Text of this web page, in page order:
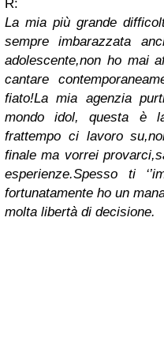
R:
La mia più grande
sempre imbarazzata
adolescente,non ho mai
cantare
fiato!La mia agenzia
mondo idol, questa è
frattempo ci lavoro
finale ma vorrei
esperienze.Spesso ti
fortunatamente ho un
molta libertà di decisione.